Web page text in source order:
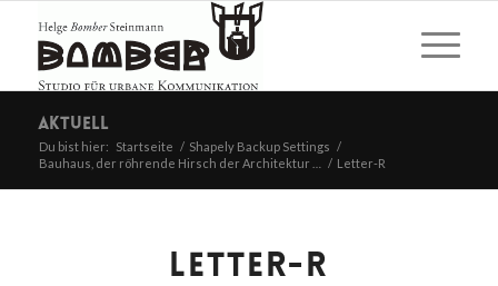
Aktuell
Du bist hier: Startseite / Shapely Backup Settings /
Bauhaus, der röhrende Hirsch der Architektur …
/ Letter-R
LETTER-R